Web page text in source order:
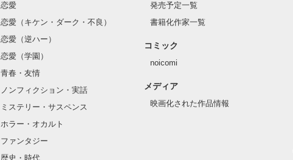
恋愛
恋愛（キケン・ダーク・不良）
恋愛（逆ハー）
恋愛（学園）
青春・友情
ノンフィクション・実話
ミステリー・サスペンス
ホラー・オカルト
ファンタジー
歴史・時代
発売予定一覧
書籍化作家一覧
コミック
noicomi
メディア
映画化された作品情報